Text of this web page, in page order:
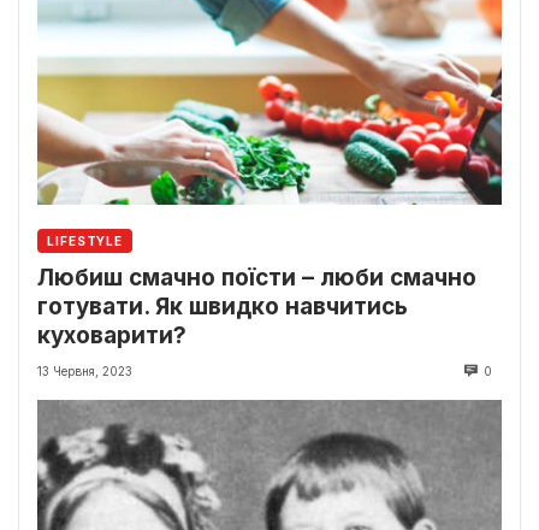
LIFESTYLE
Любиш смачно поїсти – люби смачно
готувати. Як швидко навчитись
куховарити?
13 Червня, 2023 0